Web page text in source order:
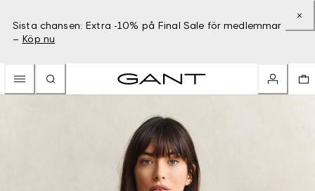
Sista chansen: Extra -10% på Final Sale för medlemmar
– Köp nu